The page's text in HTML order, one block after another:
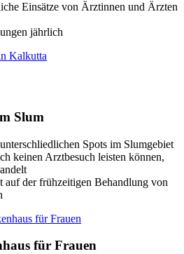
Ein­sätze von Ärztinnen und Ärzten
jähr­lich
Slum
Spots im Slum­gebiet
keinen Arzt­besuch leisten können,
auf der früh­zeitigen Be­handlung von
für Frauen